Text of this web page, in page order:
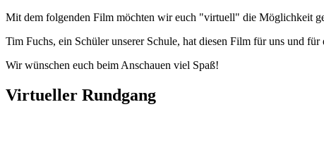
Mit dem folgenden Film möchten wir euch "virtuell" die Möglichkeit
Tim Fuchs, ein Schüler unserer Schule, hat diesen Film für uns und
Wir wünschen euch beim Anschauen viel Spaß!
Virtueller Rundgang